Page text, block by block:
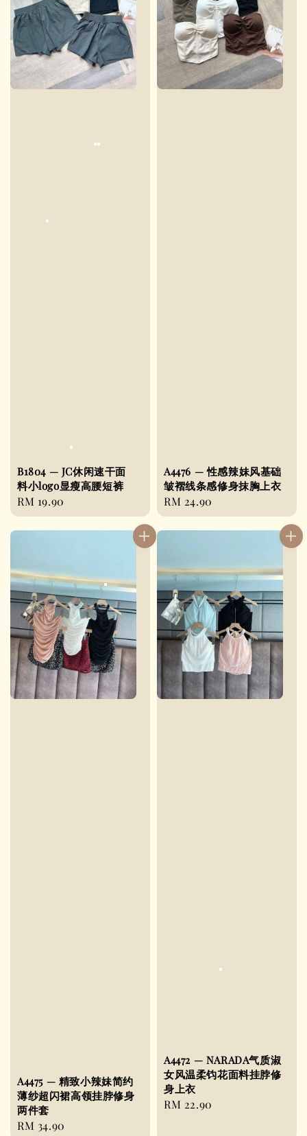
B1804 — JC休闲速干面
料小logo显瘦高腰短裤
Regular
price
RM 19.90
A4476 — 性感辣妹风基础
皱褶线条感修身抹胸上衣
Regular
price
RM 24.90
A4475 — 精致小辣妹简约
薄纱超闪裙高领挂脖修身
两件套
Regular
RM 34.90
A4472 — NARADA气质淑
女风温柔钩花面料挂脖修
身上衣
Regular
RM 22.90